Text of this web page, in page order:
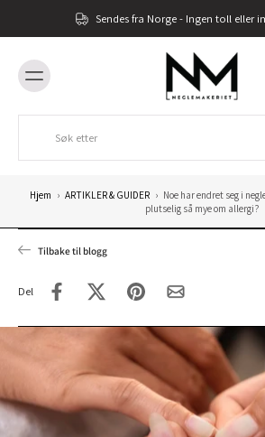
Sendes fra Norge - Ingen toll eller
Hjem › ARTIKLER & GUIDER › Noe har endret seg i
plutselig så mye om allergi?
Tilbake til blogg
Del